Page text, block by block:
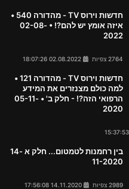
חדשות וירוס TV - מהדורה 540 •
איזה אומץ יש להם?! • 02-08-
2022
2764 צפיות
חדשות וירוס TV - מהדורה 121 •
למה כולם מצנזרים את המידע
הרפואי הזה?! - חלק ב' • 05-11-
2020
בין רחמנות לטמטום... חלק א 14-
11-2020
2989 צפיות